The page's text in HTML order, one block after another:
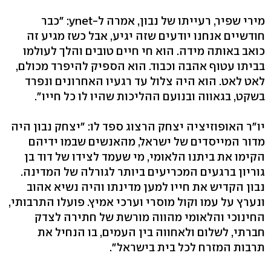
מירי שפיר, רעייתו של נבון, אמרה ל-ynet: "כבר
חודשיים אנחנו יודעים שזה יגיע, אבל כשז מגיע זה
כואב באותה מידה. הוא חי חיים טובים והלך לעולמו
בביתו עטוף אהבה וכבוד. הוא הספיק להיפרד מכולם,
לאט לאט. הוא היה צלול עד רגעיו האחרונים ונפרד
בשקט, בגאווה ובנועם ההליכות שהיו לו כל חייו".
יו"ר האופוזיציה יצחק הרצוג ספד לו: "יצחק נבון היה
מדור המייסדים של ישראל, מהאנשים שבמו ידיהם
הקימו את ביתנו הלאומי, מי שעמד לצידו של דוד בן
גוריון ברגעים המכריעים ביותר לגורלה של המדינה.
נבון הקדיש את חייו למען מדינתו והיה נשיא אהוב
ונערץ על עמו וקול מוסרי וערכי אמיץ. פועלו התרבותי,
החינוכי והלאומי מהווה מורשת של חתירה לצדק
חברתי, לשלום ולאחווה בין העמים, בו הנחיל את
תרבות המזרח לכל בית בישראל".